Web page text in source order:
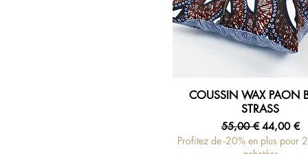
Aperçu rapide
COUSSIN WAX PAON
STRASS
Prix original
55,00 € Prix
44,00 €
Profitez de -20% en plus pour